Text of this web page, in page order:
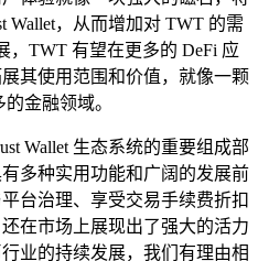
Wallet，从而增加对 TWT 的需
，TWT 有望在更多的 DeFi 应
其使用范围和价值，就像一颗
金融领域。
Wallet 生态系统的重要组成部
多种实用功能和广阔的发展前
台治理、享受交易手续费折扣
在市场上展现出了强大的活力
业的持续发展，我们有理由相